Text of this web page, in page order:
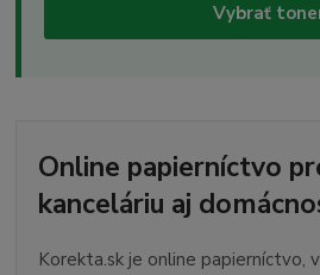
Vybrať
Online papierníctvo
kanceláriu aj
Korekta.sk je online papierníctvo,